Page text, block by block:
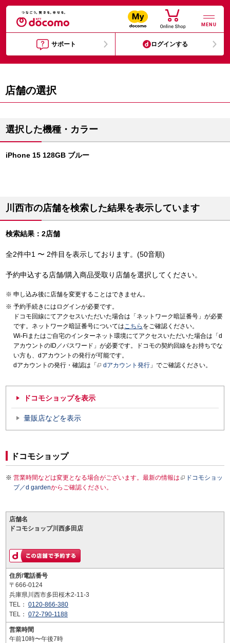
MENU
サポート ログインする
店舗の選択
選択した機種・カラー
iPhone 15 128GB ブルー
川西市の店舗を検索した結果を表示しています
検索結果：2店舗
全2件中1 〜 2件目を表示しております。(50音順)
予約申込する店舗/購入商品受取り店舗を選択してください。
申し込み後に店舗を変更することはできません。
予約手続きにはログインが必要です。
ドコモ回線にてアクセスいただいた場合は「ネットワーク暗証番号」が必要
です。ネットワーク暗証番号についてはこちら をご確認ください。
Wi-Fiまたはご自宅のインターネット環境にてアクセスいただいた場合は「d
アカウントのID／パスワード」が必要です。ドコモの契約回線をお持ちでな
い方も、dアカウントの発行が可能です。
dアカウントの発行・確認は「
dアカウント発行 」でご確認ください。
ドコモショップを表示
量販店などを表示
ドコモショップ
営業時間などは変更となる場合がございます。最新の情報は
ドコモショッ
プ／d gardenからご確認ください。
店舗名
ドコモショップ川西多田店
住所/電話番号
〒666-0124
兵庫県川西市多田桜木2-11-3
TEL： 0120-866-380
TEL： 072-790-1188
営業時間
午前10時〜午後7時